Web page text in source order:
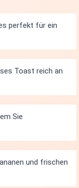
perfekt für ein
Toast reich an
Sie
und frischen